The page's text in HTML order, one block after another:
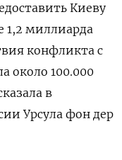
Киеву
1,2 миллиарда
конфликта с
около 100.000
в
Урсула фон дер